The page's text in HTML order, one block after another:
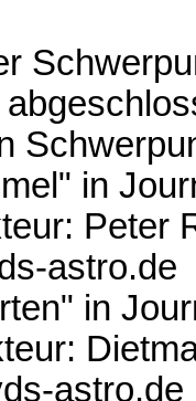
in
Peter
astro.de
in
astro.de